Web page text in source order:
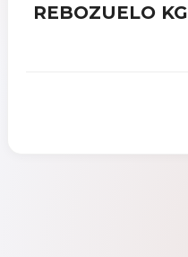
REBOZUELO KG